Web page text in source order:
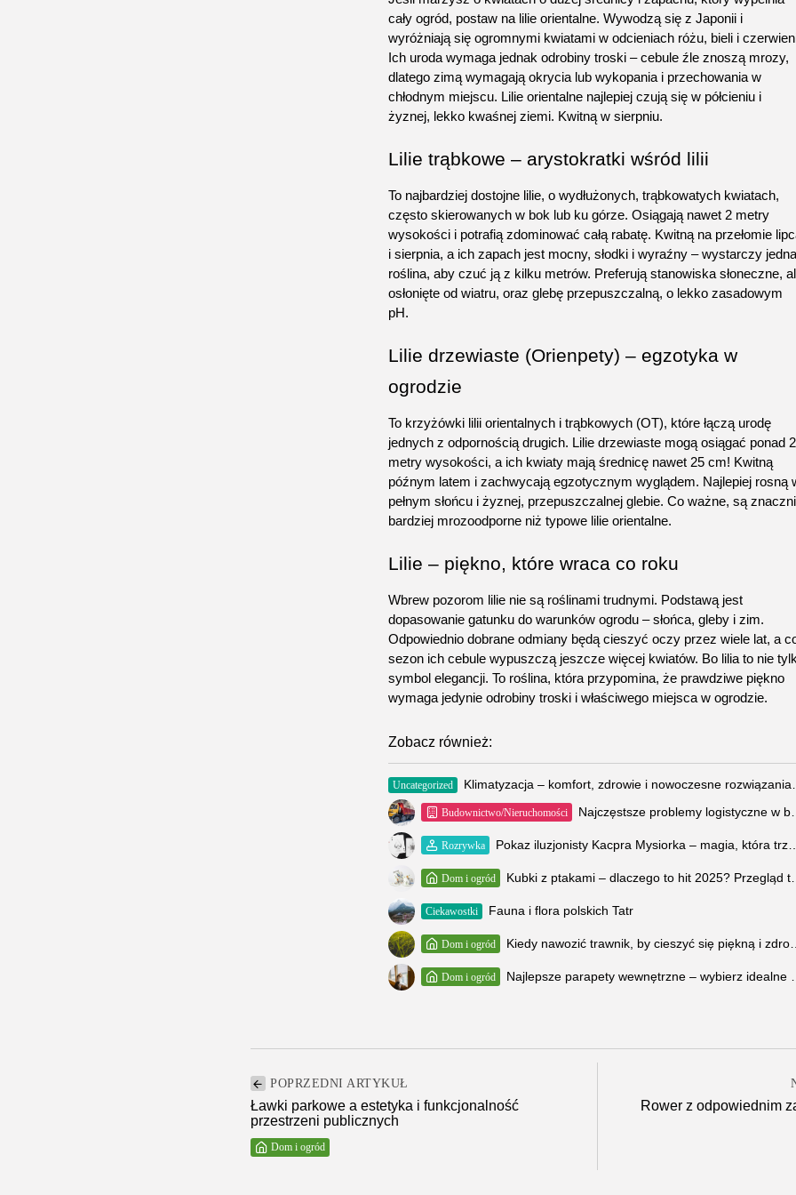
cały ogród, postaw na lilie orientalne. Wywodzą się z Japonii i
wyróżniają się ogromnymi kwiatami w odcieniach różu, bieli i
Ich uroda wymaga jednak odrobiny troski – cebule źle znoszą mrozy,
dlatego zimą wymagają okrycia lub wykopania i przechowania w
chłodnym miejscu. Lilie orientalne najlepiej czują się w półcieniu i
żyznej, lekko kwaśnej ziemi. Kwitną w sierpniu.
Lilie trąbkowe – arystokratki wśród lilii
To najbardziej dostojne lilie, o wydłużonych, trąbkowatych kwiatach,
często skierowanych w bok lub ku górze. Osiągają nawet 2 metry
wysokości i potrafią zdominować całą rabatę. Kwitną na przełomie
i sierpnia, a ich zapach jest mocny, słodki i wyraźny – wystarczy jedna
roślina, aby czuć ją z kilku metrów. Preferują stanowiska słoneczne,
osłonięte od wiatru, oraz glebę przepuszczalną, o lekko zasadowym
pH.
Lilie drzewiaste (Orienpety) – egzotyka w
ogrodzie
To krzyżówki lilii orientalnych i trąbkowych (OT), które łączą urodę
jednych z odpornością drugich. Lilie drzewiaste mogą osiągać ponad 2
metry wysokości, a ich kwiaty mają średnicę nawet 25 cm! Kwitną
późnym latem i zachwycają egzotycznym wyglądem. Najlepiej rosną
pełnym słońcu i żyznej, przepuszczalnej glebie. Co ważne, są
bardziej mrozoodporne niż typowe lilie orientalne.
Lilie – piękno, które wraca co roku
Wbrew pozorom lilie nie są roślinami trudnymi. Podstawą jest
dopasowanie gatunku do warunków ogrodu – słońca, gleby i zim.
Odpowiednio dobrane odmiany będą cieszyć oczy przez wiele lat, a
sezon ich cebule wypuszczą jeszcze więcej kwiatów. Bo lilia to nie
symbol elegancji. To roślina, która przypomina, że prawdziwe piękno
wymaga jedynie odrobiny troski i właściwego miejsca w ogrodzie.
Zobacz również:
Uncategorized Klimatyzacja –
Budownictwo/Nieruchomości Najczęstsze
Rozrywka Pokaz iluzjonisty Kacpra Mysiorka –
Dom i ogród Kubki z ptakami
Ciekawostki Fauna i flora polskich Tatr
Dom i ogród Kiedy nawozić
Dom i ogród Najlepsze
POPRZEDNI ARTYKUŁ
Ławki parkowe a estetyka i funkcjonalność
przestrzeni publicznych
Dom i ogród
Rower z odpowiednim